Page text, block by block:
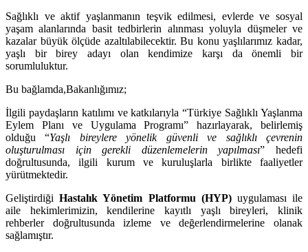
Sağlıklı ve aktif yaşlanmanın teşvik edilmesi, evlerde ve sosyal
yaşam alanlarında basit tedbirlerin alınması yoluyla düşmeler ve
kazalar büyük ölçüde azaltılabilecektir. Bu konu yaşlılarımız kadar,
yaşlı bir birey adayı olan kendimize karşı da önemli bir
sorumluluktur.
Bu bağlamda,Bakanlığımız;
İlgili paydaşların katılımı ve katkılarıyla “Türkiye Sağlıklı Yaşlanma
Eylem Planı ve Uygulama Programı” hazırlayarak, belirlemiş
olduğu “Yaşlı bireylere yönelik güvenli ve sağlıklı çevrenin
oluşturulması için gerekli düzenlemelerin yapılması” hedefi
doğrultusunda, ilgili kurum ve kuruluşlarla birlikte faaliyetler
yürütmektedir.
GeliştirdiğiHastalık Yönetim Platformu (HYP)uygulaması ile
aile hekimlerimizin, kendilerine kayıtlı yaşlı bireyleri, klinik
rehberler doğrultusunda izleme ve değerlendirmelerine olanak
sağlamıştır.